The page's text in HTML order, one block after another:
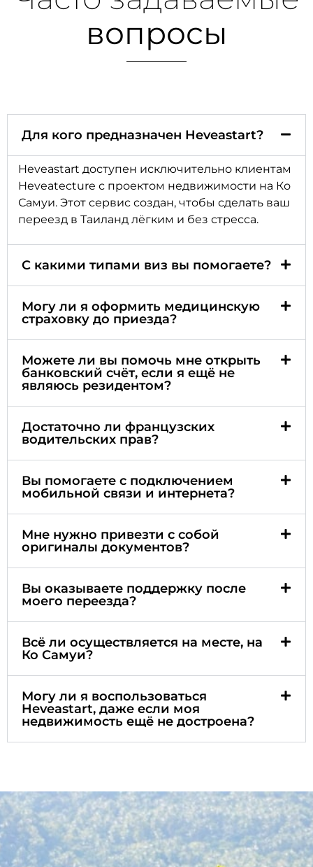
вопросы
Для кого предназначен Heveastart?
Heveastart доступен исключительно клиентам
Heveatecture с проектом недвижимости на Ко
Самуи. Этот сервис создан, чтобы сделать ваш
переезд в Таиланд лёгким и без стресса.
С какими типами виз вы помогаете?
Могу ли я оформить медицинскую
страховку до приезда?
Можете ли вы помочь мне открыть
банковский счёт, если я ещё не
являюсь резидентом?
Достаточно ли французских
водительских прав?
Вы помогаете с подключением
мобильной связи и интернета?
Мне нужно привезти с собой
оригиналы документов?
Вы оказываете поддержку после
моего переезда?
Всё ли осуществляется на месте, на
Ко Самуи?
Могу ли я воспользоваться
Heveastart, даже если моя
недвижимость ещё не достроена?